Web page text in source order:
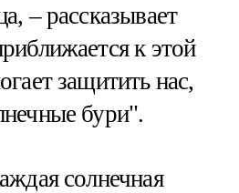
– рассказывает
к этой
защитить нас,
бури".
солнечная